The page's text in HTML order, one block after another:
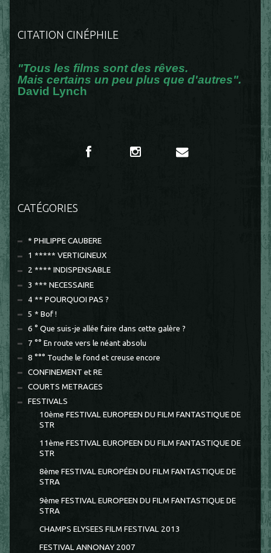
CITATION CINÉPHILE
"Tous les films sont des rêves.
Mais certains un peu plus que d'autres".
David Lynch
CATÉGORIES
* PHILIPPE CAUBERE
1 ***** VERTIGINEUX
2 **** INDISPENSABLE
3 *** NECESSAIRE
4 ** POURQUOI PAS ?
5 * Bof !
6 ° Que suis-je allée faire dans cette galère ?
7 °° En route vers le néant absolu
8 °°° Touche le fond et creuse encore
CONFINEMENT et RE
COURTS METRAGES
FESTIVALS
10ème FESTIVAL EUROPEEN DU FILM FANTASTIQUE DE
STR
11ème FESTIVAL EUROPEEN DU FILM FANTASTIQUE DE
STR
8ème FESTIVAL EUROPÉEN DU FILM FANTASTIQUE DE
STRA
9ème FESTIVAL EUROPEEN DU FILM FANTASTIQUE DE
STRA
CHAMPS ELYSEES FILM FESTIVAL 2013
FESTIVAL ANNONAY 2007